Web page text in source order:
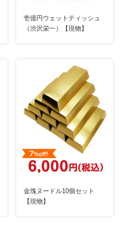
壱億円ウェットティッシュ
（渋沢栄一）【現物】
金塊ヌードル10個セット
【現物】